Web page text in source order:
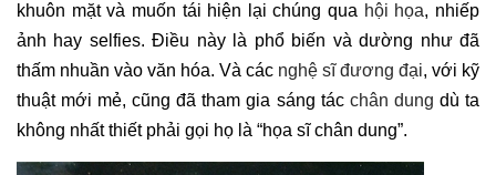
khuôn mặt và muốn tái hiện lại chúng qua hội họa, nhiếp
ảnh hay selfies. Điều này là phổ biến và dường như đã
thấm nhuần vào văn hóa. Và các nghệ sĩ đương đại, với kỹ
thuật mới mẻ, cũng đã tham gia sáng tác chân dung dù ta
không nhất thiết phải gọi họ là “họa sĩ chân dung”.